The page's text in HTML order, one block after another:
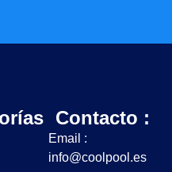
Contacto :
Email :
info@coolpool.es